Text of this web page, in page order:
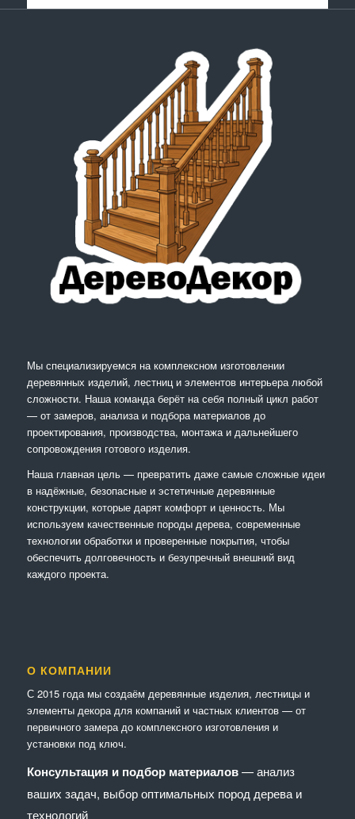
Мы специализируемся на комплексном изготовлении
деревянных изделий, лестниц и элементов интерьера любой
сложности. Наша команда берёт на себя полный цикл работ
— от замеров, анализа и подбора материалов до
проектирования, производства, монтажа и дальнейшего
сопровождения готового изделия.
Наша главная цель — превратить даже самые сложные идеи
в надёжные, безопасные и эстетичные деревянные
конструкции, которые дарят комфорт и ценность. Мы
используем качественные породы дерева, современные
технологии обработки и проверенные покрытия, чтобы
обеспечить долговечность и безупречный внешний вид
каждого проекта.
О КОМПАНИИ
С 2015 года мы создаём деревянные изделия, лестницы и
элементы декора для компаний и частных клиентов — от
первичного замера до комплексного изготовления и
установки под ключ.
Консультация и подбор материалов— анализ
ваших задач, выбор оптимальных пород дерева и
технологий